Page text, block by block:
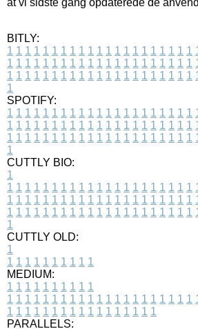
BITLY:
1 1 1 1 1 1 1 1 1 1 1 1 1 1 1 1 1 1 1 1 1
1 1 1 1 1 1 1 1 1 1 1 1 1 1 1 1 1 1 1 1 1
1 1 1 1 1 1 1 1 1 1 1 1 1 1 1 1 1 1 1 1 1
1
SPOTIFY:
1 1 1 1 1 1 1 1 1 1 1 1 1 1 1 1 1 1 1 1 1
1 1 1 1 1 1 1 1 1 1 1 1 1 1 1 1 1 1 1 1 1
1 1 1 1 1 1 1 1 1 1 1 1 1 1 1 1 1 1 1 1 1
1
CUTTLY BIO:
1
1 1 1 1 1 1 1 1 1 1 1 1 1 1 1 1 1 1 1 1 1
1 1 1 1 1 1 1 1 1 1 1 1 1 1 1 1 1 1 1 1 1
1 1 1 1 1 1 1 1 1 1 1 1 1 1 1 1 1 1 1 1 1
1
CUTTLY OLD:
1
1 1 1 1 1 1 1 1 1 1
MEDIUM:
1 1 1 1 1 1 1 1 1 1
1 1 1 1 1 1 1 1 1 1 1 1 1 1 1 1 1 1 1 1 1
1 1 1 1 1 1 1 1 1 1 1 1 1 1 1 1 1
PARALLELS: